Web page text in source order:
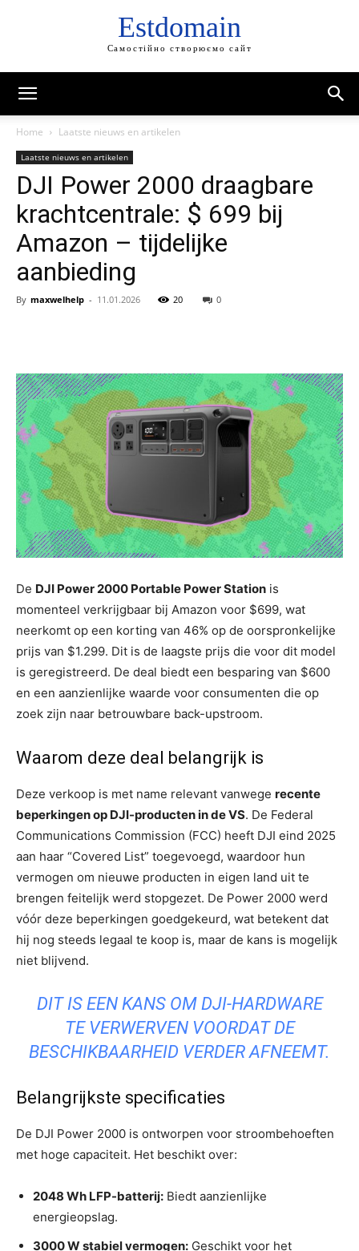
Estdomain
Самостійно створюємо сайт
Home Laatste nieuws en artikelen
Laatste nieuws en artikelen
DJI Power 2000 draagbare
krachtcentrale: $ 699 bij
Amazon – tijdelijke
aanbieding
By maxwelhelp - 11.01.2026 20 0
De DJI Power 2000 Portable Power Station is
momenteel verkrijgbaar bij Amazon voor $699, wat
neerkomt op een korting van 46% op de oorspronkelijke
prijs van $1.299. Dit is de laagste prijs die voor dit model
is geregistreerd. De deal biedt een besparing van $600
en een aanzienlijke waarde voor consumenten die op
zoek zijn naar betrouwbare back-upstroom.
Waarom deze deal belangrijk is
Deze verkoop is met name relevant vanwege recente
beperkingen op DJI-producten in de VS. De Federal
Communications Commission (FCC) heeft DJI eind 2025
aan haar “Covered List” toegevoegd, waardoor hun
vermogen om nieuwe producten in eigen land uit te
brengen feitelijk werd stopgezet. De Power 2000 werd
vóór deze beperkingen goedgekeurd, wat betekent dat
hij nog steeds legaal te koop is, maar de kans is mogelijk
niet blijvend.
DIT IS EEN KANS OM DJI-HARDWARE
TE VERWERVEN VOORDAT DE
BESCHIKBAARHEID VERDER AFNEEMT.
Belangrijkste specificaties
De DJI Power 2000 is ontworpen voor stroombehoeften
met hoge capaciteit. Het beschikt over:
2048 Wh LFP-batterij: Biedt aanzienlijke
energieopslag.
3000 W stabiel vermogen: Geschikt voor het